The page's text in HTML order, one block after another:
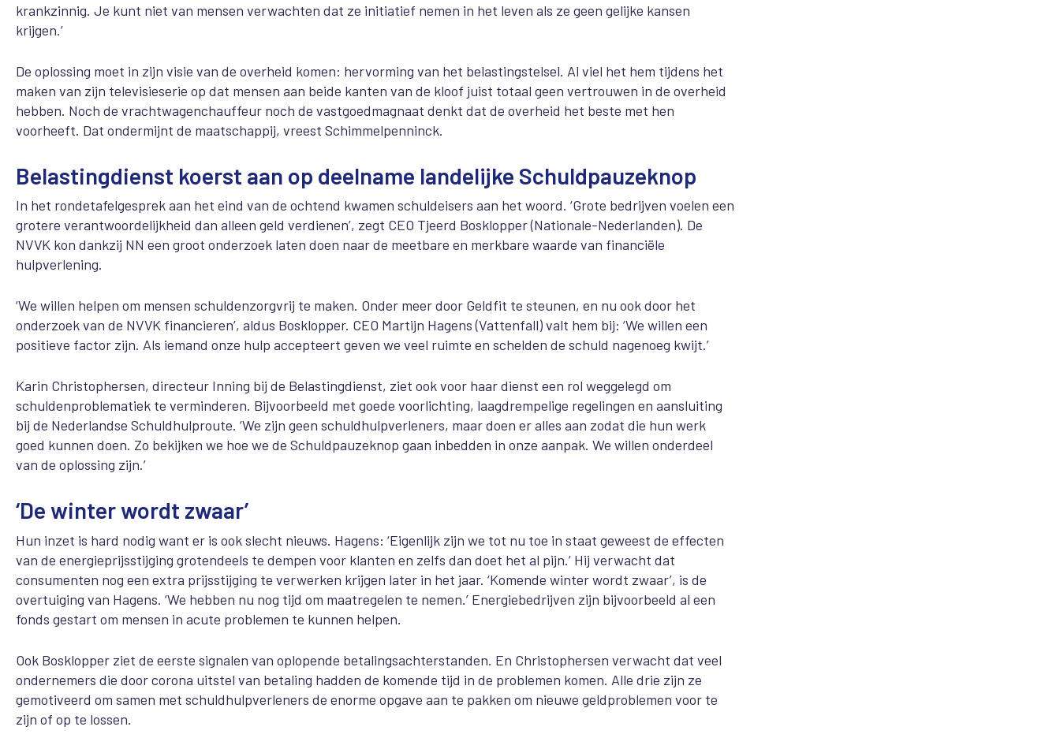
krankzinnig. Je kunt niet van mensen verwachten dat ze initiatief nemen in het leven als ze geen gelijke kansen
krijgen.’
De oplossing moet in zijn visie van de overheid komen: hervorming van het belastingstelsel. Al viel het hem tijdens het
maken van zijn televisieserie op dat mensen aan beide kanten van de kloof juist totaal geen vertrouwen in de overheid
hebben. Noch de vrachtwagenchauffeur noch de vastgoedmagnaat denkt dat de overheid het beste met hen
voorheeft. Dat ondermijnt de maatschappij, vreest Schimmelpenninck.
Belastingdienst koerst aan op deelname landelijke Schuldpauzeknop
In het rondetafelgesprek aan het eind van de ochtend kwamen schuldeisers aan het woord. ‘Grote bedrijven voelen een
grotere verantwoordelijkheid dan alleen geld verdienen’, zegt CEO Tjeerd Bosklopper (Nationale-Nederlanden). De
NVVK kon dankzij NN een groot onderzoek laten doen naar de meetbare en merkbare waarde van financiële
hulpverlening.
‘We willen helpen om mensen schuldenzorgvrij te maken. Onder meer door Geldfit te steunen, en nu ook door het
onderzoek van de NVVK financieren’, aldus Bosklopper. CEO Martijn Hagens (Vattenfall) valt hem bij: ‘We willen een
positieve factor zijn. Als iemand onze hulp accepteert geven we veel ruimte en schelden de schuld nagenoeg kwijt.’
Karin Christophersen, directeur Inning bij de Belastingdienst, ziet ook voor haar dienst een rol weggelegd om
schuldenproblematiek te verminderen. Bijvoorbeeld met goede voorlichting, laagdrempelige regelingen en aansluiting
bij de Nederlandse Schuldhulproute. ‘We zijn geen schuldhulpverleners, maar doen er alles aan zodat die hun werk
goed kunnen doen. Zo bekijken we hoe we de Schuldpauzeknop gaan inbedden in onze aanpak. We willen onderdeel
van de oplossing zijn.’
‘De winter wordt zwaar’
Hun inzet is hard nodig want er is ook slecht nieuws. Hagens: ‘Eigenlijk zijn we tot nu toe in staat geweest de effecten
van de energieprijsstijging grotendeels te dempen voor klanten en zelfs dan doet het al pijn.’ Hij verwacht dat
consumenten nog een extra prijsstijging te verwerken krijgen later in het jaar. ‘Komende winter wordt zwaar’, is de
overtuiging van Hagens. ‘We hebben nu nog tijd om maatregelen te nemen.’ Energiebedrijven zijn bijvoorbeeld al een
fonds gestart om mensen in acute problemen te kunnen helpen.
Ook Bosklopper ziet de eerste signalen van oplopende betalingsachterstanden. En Christophersen verwacht dat veel
ondernemers die door corona uitstel van betaling hadden de komende tijd in de problemen komen. Alle drie zijn ze
gemotiveerd om samen met schuldhulpverleners de enorme opgave aan te pakken om nieuwe geldproblemen voor te
zijn of op te lossen.